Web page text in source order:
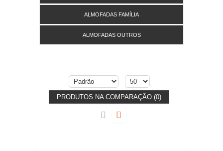
ALMOFADAS FAMÍLIA
ALMOFADAS OUTROS
PRODUTOS NA COMPARAÇÃO (0)